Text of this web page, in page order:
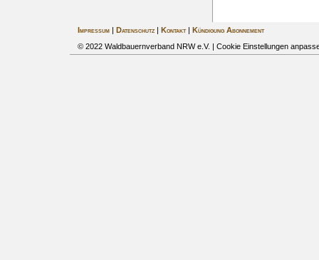
Impressum| Datenschutz| Kontakt|
Kündigung Abonnement
© 2022 Waldbauernverband NRW e.V. | Cookie Einstellungen